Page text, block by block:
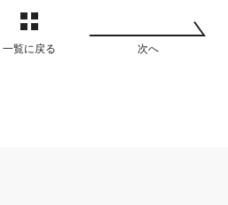
一覧に戻る 次へ